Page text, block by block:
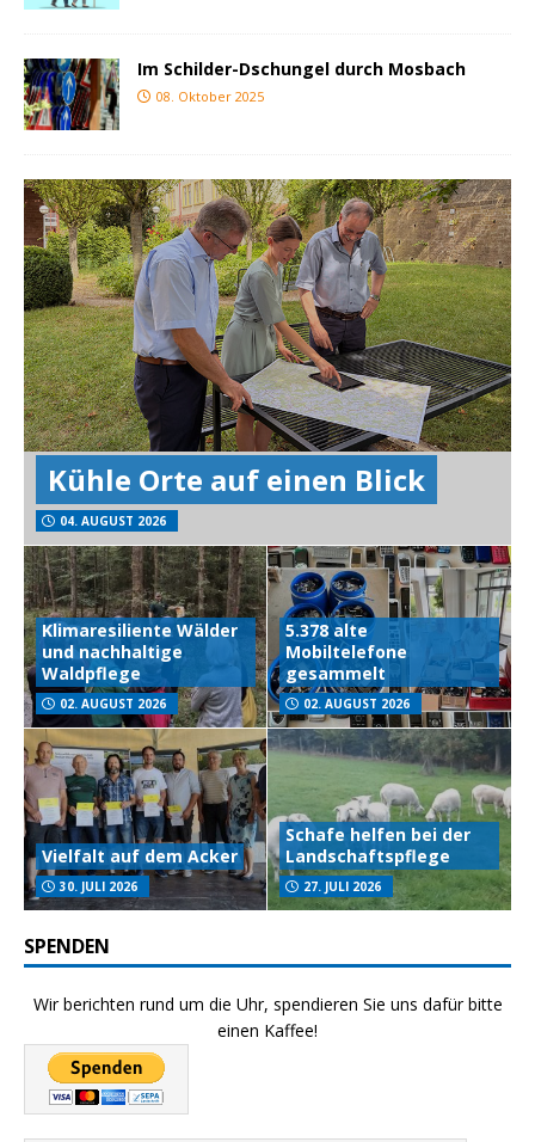
Im Schilder-Dschungel durch Mosbach
08. Oktober 2025
Kühle Orte auf einen Blick
04. AUGUST 2026
Klimaresiliente Wälder
und nachhaltige
Waldpflege
02. AUGUST 2026
5.378 alte
Mobiltelefone
gesammelt
02. AUGUST 2026
Vielfalt auf dem Acker
30. JULI 2026
Schafe helfen bei der
Landschaftspflege
27. JULI 2026
SPENDEN
Wir berichten rund um die Uhr, spendieren Sie uns dafür bitte
einen Kaffee!